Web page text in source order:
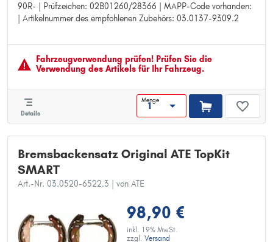
90R- | Prüfzeichen: 02B01260/28366 | MAPP-Code vorhanden:
| Artikelnummer des empfohlenen Zubehörs: 03.0137-9309.2
Ergänzungsartikel/Ergänzende Info: mit Hebel
Prüfzeichen: E11 90R-
MAPP-Code vorhanden:
Artikelnummer des empfohlenen Zubehörs: 03.0137-9309.2
Fahrzeugver­wendung prüfen! Prüfen Sie die
Verwendung des Artikels für Ihr Fahrzeug.
Details
Menge
Bremsbackensatz Original ATE TopKit
SMART
Art.-Nr. 03.0520-6522.3 | von ATE
98,90 €
inkl. 19% MwSt.
zzgl. Versand